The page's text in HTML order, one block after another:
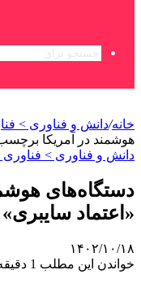
خانه/دانش و فناوری >
هوشمند در آمریکا
دانش و فناوری > فناوری
دستگاه‌های
«اعتماد
۱۴۰۲/۱۰/۱۸
خواندن این مطلب 1 دقیقه زمان میبرد